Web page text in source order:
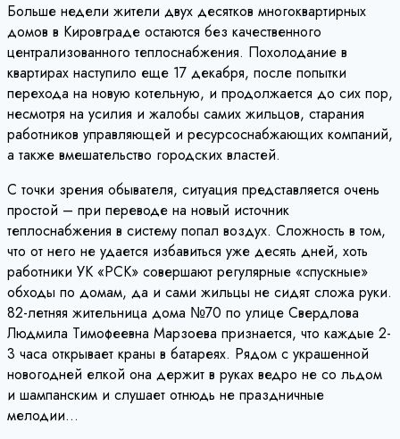
Больше недели жители двух десятков многоквартирных
домов в Кировграде остаются без качественного
централизованного теплоснабжения. Похолодание в
квартирах наступило еще 17 декабря, после попытки
перехода на новую котельную, и продолжается до сих пор,
несмотря на усилия и жалобы самих жильцов, старания
работников управляющей и ресурсоснабжающих компаний,
а также вмешательство городских властей.
С точки зрения обывателя, ситуация представляется очень
простой – при переводе на новый источник
теплоснабжения в систему попал воздух. Сложность в том,
что от него не удается избавиться уже десять дней, хоть
работники УК «РСК» совершают регулярные «спускные»
обходы по домам, да и сами жильцы не сидят сложа руки.
82-летняя жительница дома №70 по улице Свердлова
Людмила Тимофеевна Марзоева признается, что каждые 2-
3 часа открывает краны в батареях. Рядом с украшенной
новогодней елкой она держит в руках ведро не со льдом
и шампанским и слушает отнюдь не праздничные
мелодии…